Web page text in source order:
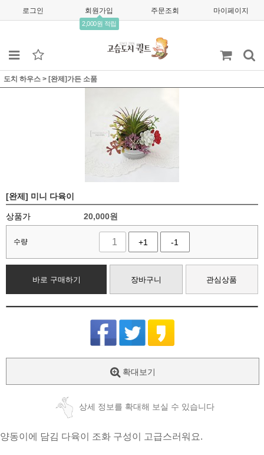
로그인 회원가입
2,000원 적립
주문조회 마이페이지
도치 하우스 > [완제]가든 소품
[완제] 미니 다육이
상품가 20,000원
수량 +1 -1
바로 구매하기 장바구니 관심상품
확대보기
상세 정보를 확대해 보실 수 있습니다
양동이에 담김 다육이 조화 구성이 고급스러워요.